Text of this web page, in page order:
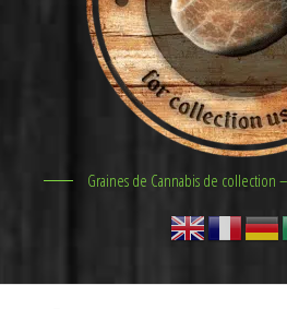
Graines de Cannabis de collection